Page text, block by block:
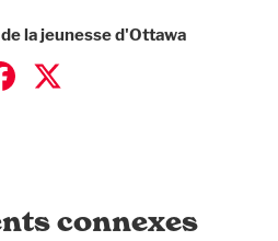
la jeunesse d'Ottawa
connexes